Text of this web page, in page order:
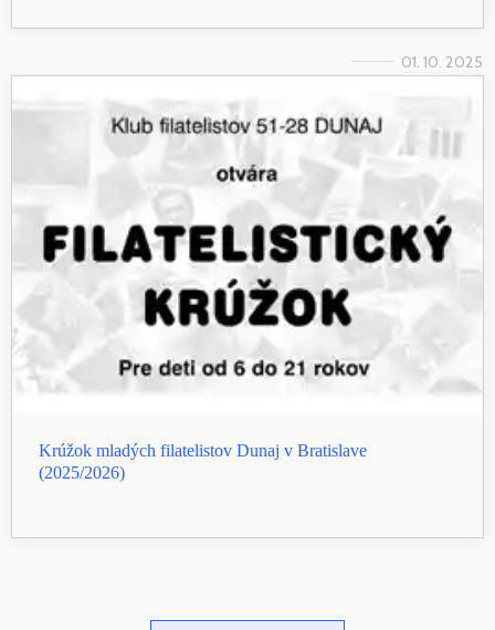
01. 10. 2025
Krúžok mladých filatelistov Dunaj v Bratislave
(2025/2026)